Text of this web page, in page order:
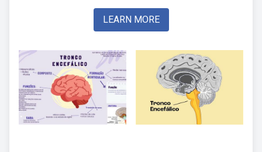
LEARN MORE